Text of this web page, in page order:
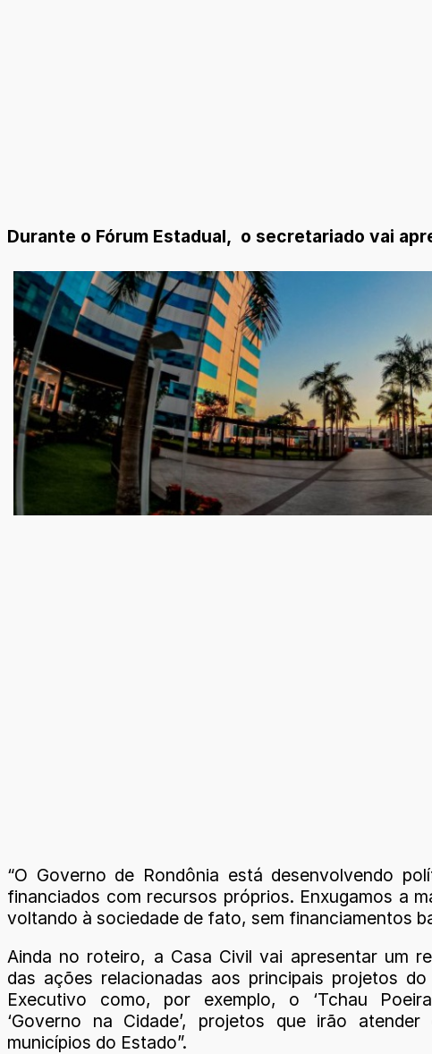
Durante o Fórum Estadual, o secretariado vai
“O Governo de Rondônia está desenvolvendo
financiados com recursos próprios. Enxugamos a
voltando à sociedade de fato, sem financiamentos
Ainda no roteiro, a Casa Civil vai apresentar um
das ações relacionadas aos principais projetos do
Executivo como, por exemplo, o ‘Tchau
‘Governo na Cidade’, projetos que irão
municípios do Estado”.